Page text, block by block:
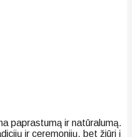
paprastumą ir natūralumą.
ir ceremonijų, bet žiūri į